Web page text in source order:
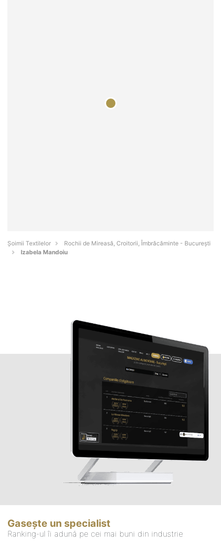
Șoimii Textilelor
Rochii de Mireasă, Croitorii, Îmbrăcăminte - Bucureşti
Izabela Mandoiu
Gasește un specialist
Ranking-ul îi adună pe cei mai buni din industrie